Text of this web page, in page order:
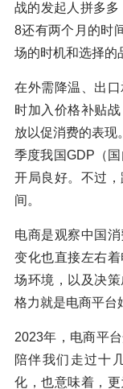
战的发起人拼多
8还有两个月的时
场的时机和选择的
在外需降温、出
时加入价格补贴
放以促消费的表现
季度我国GDP（
开局良好。不过
间。
电商是观察中国
变化也直接左右
场环境，以及决
格力就是电商平台
2023年，电商平
陪伴我们走过十
化，也意味着，